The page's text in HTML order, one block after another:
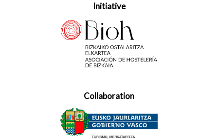
Initiative
Collaboration